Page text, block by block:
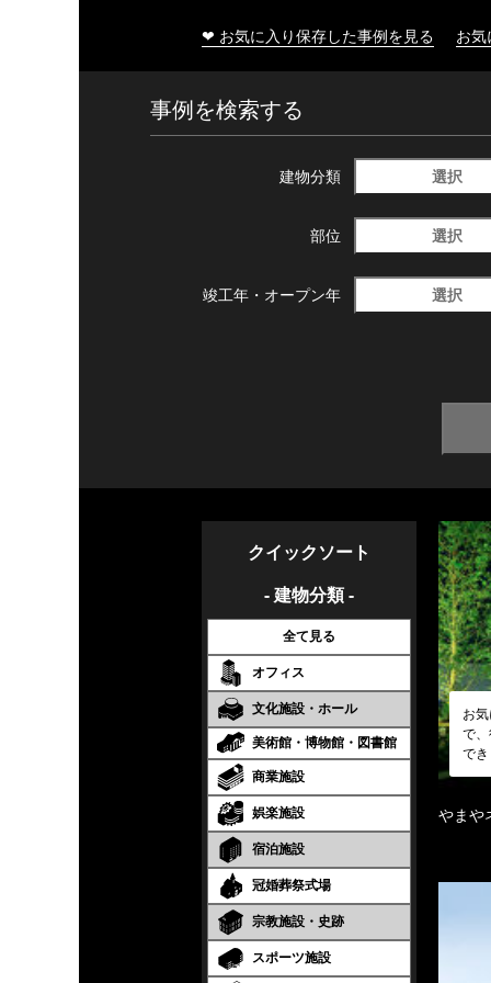
❤ お気に入り保存した事例を見る お
事例を検索する
建物分類 選択
部位 選択
竣工年・ オープン年 選択
クイックソート
- 建物分類 -
全て見る
オフィス
文化施設・ホール
美術館・博物館・図書館
商業施設
娯楽施設
宿泊施設
冠婚葬祭式場
宗教施設・史跡
スポーツ施設
お
で
で
やまや